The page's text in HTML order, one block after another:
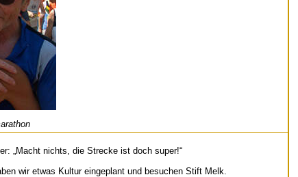
„Macht nichts, die Strecke ist doch super!“
wir etwas Kultur eingeplant und besuchen Stift Melk.